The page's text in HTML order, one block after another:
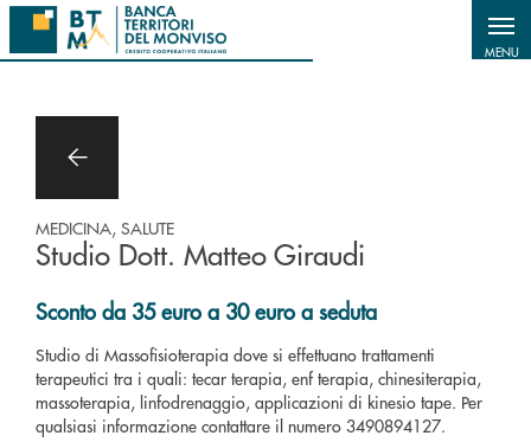
Salta al contenuto principale
MENU
MEDICINA, SALUTE
Studio Dott. Matteo Giraudi
Sconto da 35 euro a 30 euro a seduta
Studio di Massofisioterapia dove si effettuano trattamenti
terapeutici tra i quali: tecar terapia, enf terapia, chinesiterapia,
massoterapia, linfodrenaggio, applicazioni di kinesio tape. Per
qualsiasi informazione contattare il numero 3490894127.